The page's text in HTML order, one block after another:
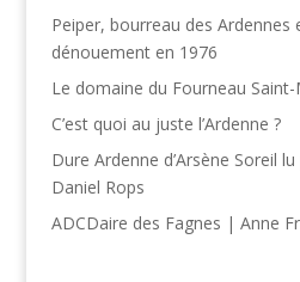
Peiper, bourreau des Ardennes
dénouement en 1976
Le domaine du Fourneau
C’est quoi au juste l’Ardenne ?
Dure Ardenne d’Arsène Soreil
Daniel Rops
ADCDaire des Fagnes | Anne